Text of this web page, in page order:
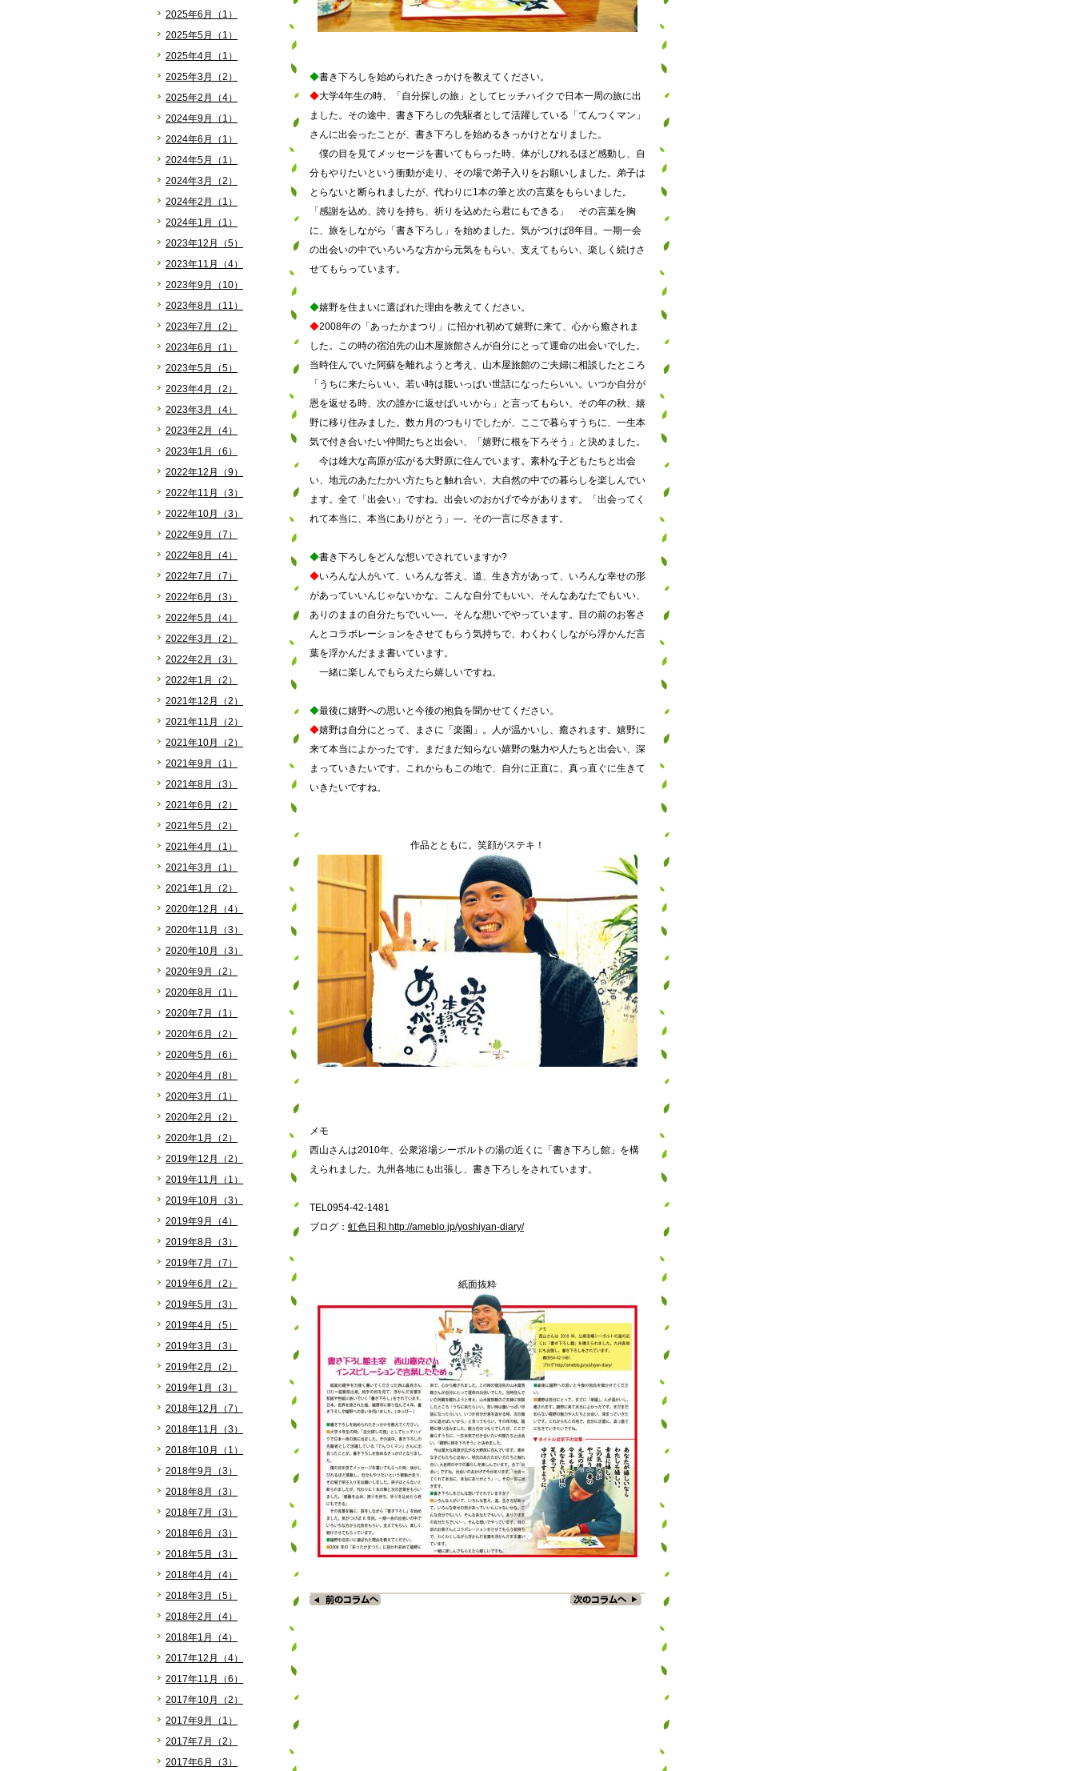
2025年6月（1）
2025年5月（1）
2025年4月（1）
2025年3月（2）
2025年2月（4）
2024年9月（1）
2024年6月（1）
2024年5月（1）
2024年3月（2）
2024年2月（1）
2024年1月（1）
2023年12月（5）
2023年11月（4）
2023年9月（10）
2023年8月（11）
2023年7月（2）
2023年6月（1）
2023年5月（5）
2023年4月（2）
2023年3月（4）
2023年2月（4）
2023年1月（6）
2022年12月（9）
2022年11月（3）
2022年10月（3）
2022年9月（7）
2022年8月（4）
2022年7月（7）
2022年6月（3）
2022年5月（4）
2022年3月（2）
2022年2月（3）
2022年1月（2）
2021年12月（2）
2021年11月（2）
2021年10月（2）
2021年9月（1）
2021年8月（3）
2021年6月（2）
2021年5月（2）
2021年4月（1）
2021年3月（1）
2021年1月（2）
2020年12月（4）
2020年11月（3）
2020年10月（3）
2020年9月（2）
2020年8月（1）
2020年7月（1）
2020年6月（2）
2020年5月（6）
2020年4月（8）
2020年3月（1）
2020年2月（2）
2020年1月（2）
2019年12月（2）
2019年11月（1）
2019年10月（3）
2019年9月（4）
2019年8月（3）
2019年7月（7）
2019年6月（2）
2019年5月（3）
2019年4月（5）
2019年3月（3）
2019年2月（2）
2019年1月（3）
2018年12月（7）
2018年11月（3）
2018年10月（1）
2018年9月（3）
2018年8月（3）
2018年7月（3）
2018年6月（3）
2018年5月（3）
2018年4月（4）
2018年3月（5）
2018年2月（4）
2018年1月（4）
2017年12月（4）
2017年11月（6）
2017年10月（2）
2017年9月（1）
2017年7月（2）
2017年6月（3）
◆書き下ろしを始められたきっかけを教えてください。
◆大学4年生の時、「自分探しの旅」としてヒッチハイクで日本一周の旅に出
ました。その途中、書き下ろしの先駆者として活躍している「てんつくマン」
さんに出会ったことが、書き下ろしを始めるきっかけとなりました。
僕の目を見てメッセージを書いてもらった時、体がしびれるほど感動し、自
分もやりたいという衝動が走り、その場で弟子入りをお願いしました。弟子は
とらないと断られましたが、代わりに1本の筆と次の言葉をもらいました。
「感謝を込め、誇りを持ち、祈りを込めたら君にもできる」 その言葉を胸
に、旅をしながら「書き下ろし」を始めました。気がつけば8年目。一期一会
の出会いの中でいろいろな方から元気をもらい、支えてもらい、楽しく続けさ
せてもらっています。
◆嬉野を住まいに選ばれた理由を教えてください。
◆2008年の「あったかまつり」に招かれ初めて嬉野に来て、心から癒されま
した。この時の宿泊先の山木屋旅館さんが自分にとって運命の出会いでした。
当時住んでいた阿蘇を離れようと考え、山木屋旅館のご夫婦に相談したところ
「うちに来たらいい。若い時は腹いっぱい世話になったらいい。いつか自分が
恩を返せる時、次の誰かに返せばいいから」と言ってもらい、その年の秋、嬉
野に移り住みました。数カ月のつもりでしたが、ここで暮らすうちに、一生本
気で付き合いたい仲間たちと出会い、「嬉野に根を下ろそう」と決めました。
今は雄大な高原が広がる大野原に住んでいます。素朴な子どもたちと出会
い、地元のあたたかい方たちと触れ合い、大自然の中での暮らしを楽しんでい
ます。全て「出会い」ですね。出会いのおかげで今があります。「出会ってく
れて本当に、本当にありがとう」―。その一言に尽きます。
◆書き下ろしをどんな想いでされていますか?
◆いろんな人がいて、いろんな答え、道、生き方があって、いろんな幸せの形
があっていいんじゃないかな。こんな自分でもいい、そんなあなたでもいい、
ありのままの自分たちでいい―。そんな想いでやっています。目の前のお客さ
んとコラボレーションをさせてもらう気持ちで、わくわくしながら浮かんだ言
葉を浮かんだまま書いています。
一緒に楽しんでもらえたら嬉しいですね。
◆最後に嬉野への思いと今後の抱負を聞かせてください。
◆嬉野は自分にとって、まさに「楽園」。人が温かいし、癒されます。嬉野に
来て本当によかったです。まだまだ知らない嬉野の魅力や人たちと出会い、深
まっていきたいです。これからもこの地で、自分に正直に、真っ直ぐに生きて
いきたいですね。
作品とともに。笑顔がステキ！
メモ
西山さんは2010年、公衆浴場シーボルトの湯の近くに「書き下ろし館」を構
えられました。九州各地にも出張し、書き下ろしをされています。
TEL0954-42-1481
ブログ： 虹色日和 http://ameblo.jp/yoshiyan-diary/
紙面抜粋